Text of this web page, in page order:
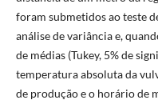
foram submetidos ao teste
análise de variância e,
de médias (Tukey, 5% de
temperatura absoluta da
de produção e o horário de